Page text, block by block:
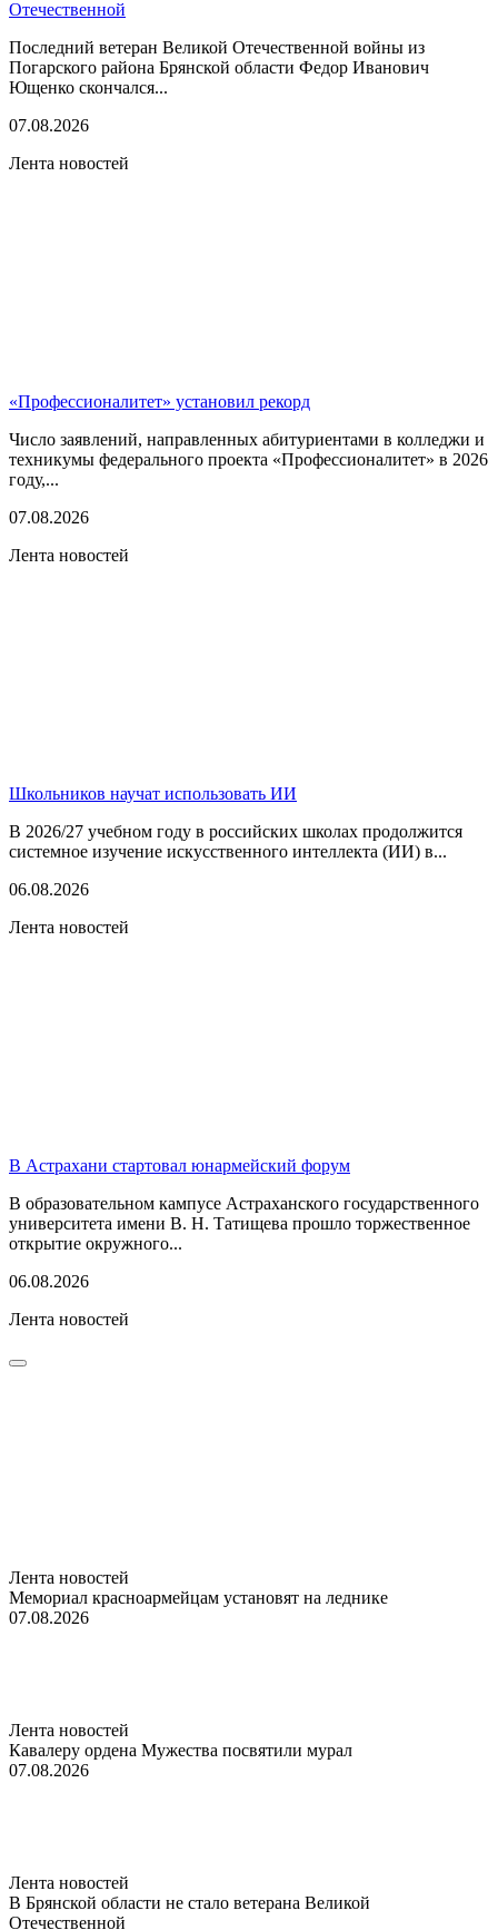
Отечественной
Последний ветеран Великой Отечественной войны из
Погарского района Брянской области Федор Иванович
Ющенко скончался...
07.08.2026
Лента новостей
«Профессионалитет» установил рекорд
Число заявлений, направленных абитуриентами в колледжи и
техникумы федерального проекта «Профессионалитет» в 2026
году,...
07.08.2026
Лента новостей
Школьников научат использовать ИИ
В 2026/27 учебном году в российских школах продолжится
системное изучение искусственного интеллекта (ИИ) в...
06.08.2026
Лента новостей
В Астрахани стартовал юнармейский форум
В образовательном кампусе Астраханского государственного
университета имени В. Н. Татищева прошло торжественное
открытие окружного...
06.08.2026
Лента новостей
Лента новостей
Мемориал красноармейцам установят на леднике
07.08.2026
Лента новостей
Кавалеру ордена Мужества посвятили мурал
07.08.2026
Лента новостей
В Брянской области не стало ветерана Великой
Отечественной